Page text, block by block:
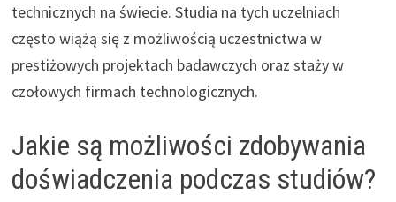
technicznych na świecie. Studia na tych uczelniach
często wiążą się z możliwością uczestnictwa w
prestiżowych projektach badawczych oraz staży w
czołowych firmach technologicznych.
Jakie są możliwości zdobywania
doświadczenia podczas studiów?